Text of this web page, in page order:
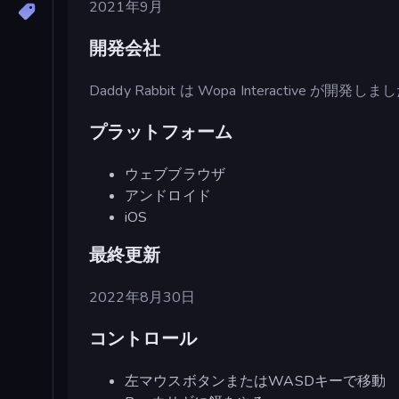
2021年9月
開発会社
Daddy Rabbit は Wopa Interactive が開発しま
プラットフォーム
ウェブブラウザ
アンドロイド
iOS
最終更新
2022年8月30日
コントロール
左マウスボタンまたはWASDキーで移動